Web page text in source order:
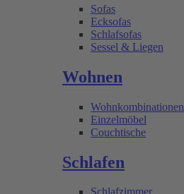
Sofas
Ecksofas
Schlafsofas
Sessel & Liegen
Wohnen
Wohnkombinationen
Einzelmöbel
Couchtische
Schlafen